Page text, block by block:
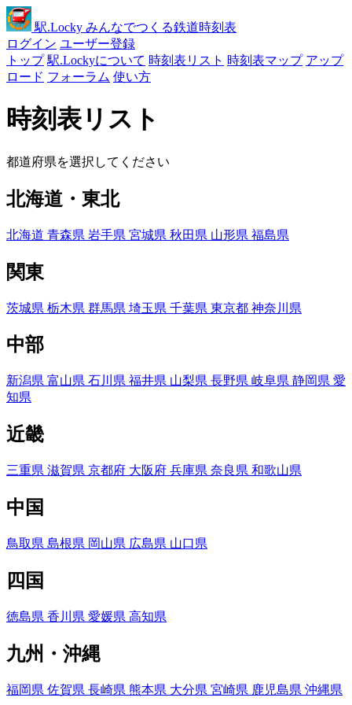
駅.Locky みんなでつくる鉄道時刻表
ログイン ユーザー登録
トップ 駅.Lockyについて 時刻表リスト 時刻表マップ アップ
ロード フォーラム 使い方
時刻表リスト
都道府県を選択してください
北海道・東北
北海道 青森県 岩手県 宮城県 秋田県 山形県 福島県
関東
茨城県 栃木県 群馬県 埼玉県 千葉県 東京都 神奈川県
中部
新潟県 富山県 石川県 福井県 山梨県 長野県 岐阜県 静岡県 愛
知県
近畿
三重県 滋賀県 京都府 大阪府 兵庫県 奈良県 和歌山県
中国
鳥取県 島根県 岡山県 広島県 山口県
四国
徳島県 香川県 愛媛県 高知県
九州・沖縄
福岡県 佐賀県 長崎県 熊本県 大分県 宮崎県 鹿児島県 沖縄県